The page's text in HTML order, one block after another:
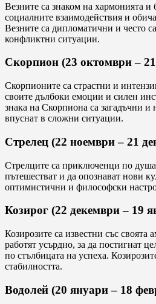
Везните са знаком на хармонията и
социалните взаимодействия и
Везните са дипломатични и често
конфликтни ситуации.
Скорпион (23 октомври –
Скорпионите са страстни и
своите дълбоки емоции и силен
знака на Скорпиона са загадъчни и
впуснат в сложни ситуации.
Стрелец (22 ноември – 21
Стрелците са приключенци по
пътешестват и да опознават нови
оптимистични и философски
Козирог (22 декември – 19
Козирозите са известни със
работят усърдно, за да постигнат
по стълбицата на успеха.
стабилността.
Водолей (20 януари – 18